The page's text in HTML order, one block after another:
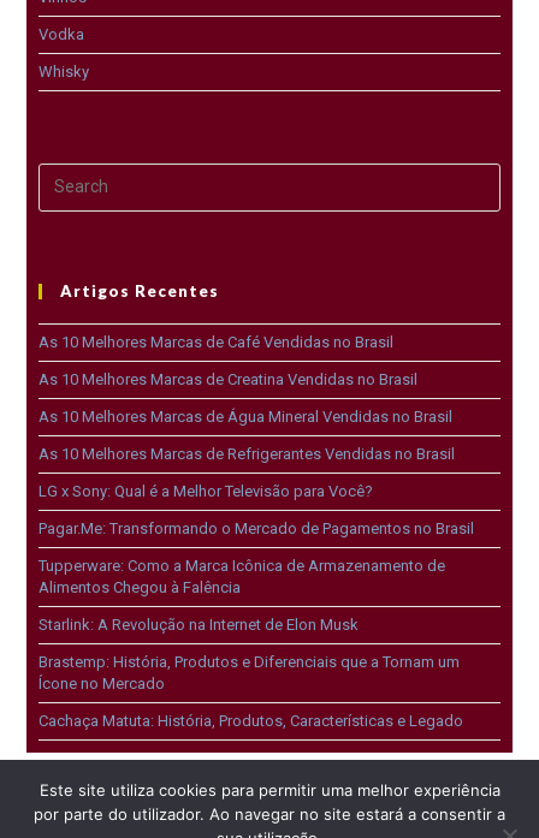
Vodka
Whisky
Artigos Recentes
As 10 Melhores Marcas de Café Vendidas no Brasil
As 10 Melhores Marcas de Creatina Vendidas no Brasil
As 10 Melhores Marcas de Água Mineral Vendidas no Brasil
As 10 Melhores Marcas de Refrigerantes Vendidas no Brasil
LG x Sony: Qual é a Melhor Televisão para Você?
Pagar.Me: Transformando o Mercado de Pagamentos no Brasil
Tupperware: Como a Marca Icônica de Armazenamento de
Alimentos Chegou à Falência
Starlink: A Revolução na Internet de Elon Musk
Brastemp: História, Produtos e Diferenciais que a Tornam um
Ícone no Mercado
Cachaça Matuta: História, Produtos, Características e Legado
Este site utiliza cookies para permitir uma melhor experiência
por parte do utilizador. Ao navegar no site estará a consentir a